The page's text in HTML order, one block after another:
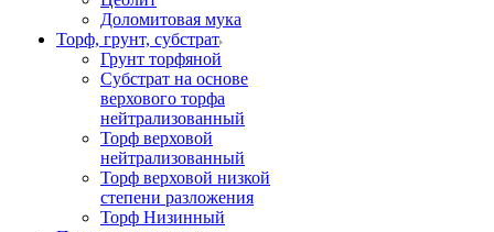
Доломитовая мука
Торф, грунт, субстрат
Грунт торфяной
Субстрат на основе
верхового торфа
нейтрализованный
Торф верховой
нейтрализованный
Торф верховой низкой
степени разложения
Торф Низинный